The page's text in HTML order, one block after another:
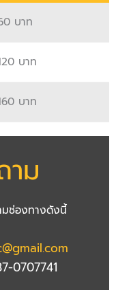
บาท
บาท
บาท
ม
มช่องทางดังนี้
0707741